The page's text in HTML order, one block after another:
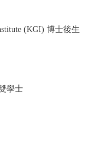
(KGI) 博士後生
學士